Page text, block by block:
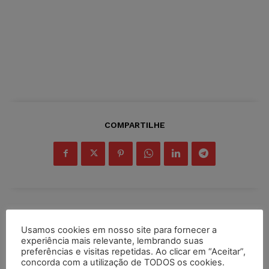
COMPARTILHE
Usamos cookies em nosso site para fornecer a
experiência mais relevante, lembrando suas
preferências e visitas repetidas. Ao clicar em “Aceitar”,
concorda com a utilização de TODOS os cookies.